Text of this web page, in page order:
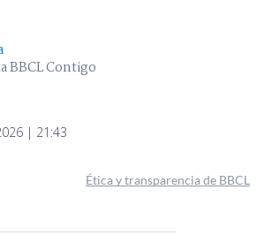
BBCL Contigo
| 21:43
Ética y transparencia de BBCL